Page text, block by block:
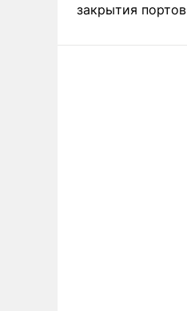
закрытия портов